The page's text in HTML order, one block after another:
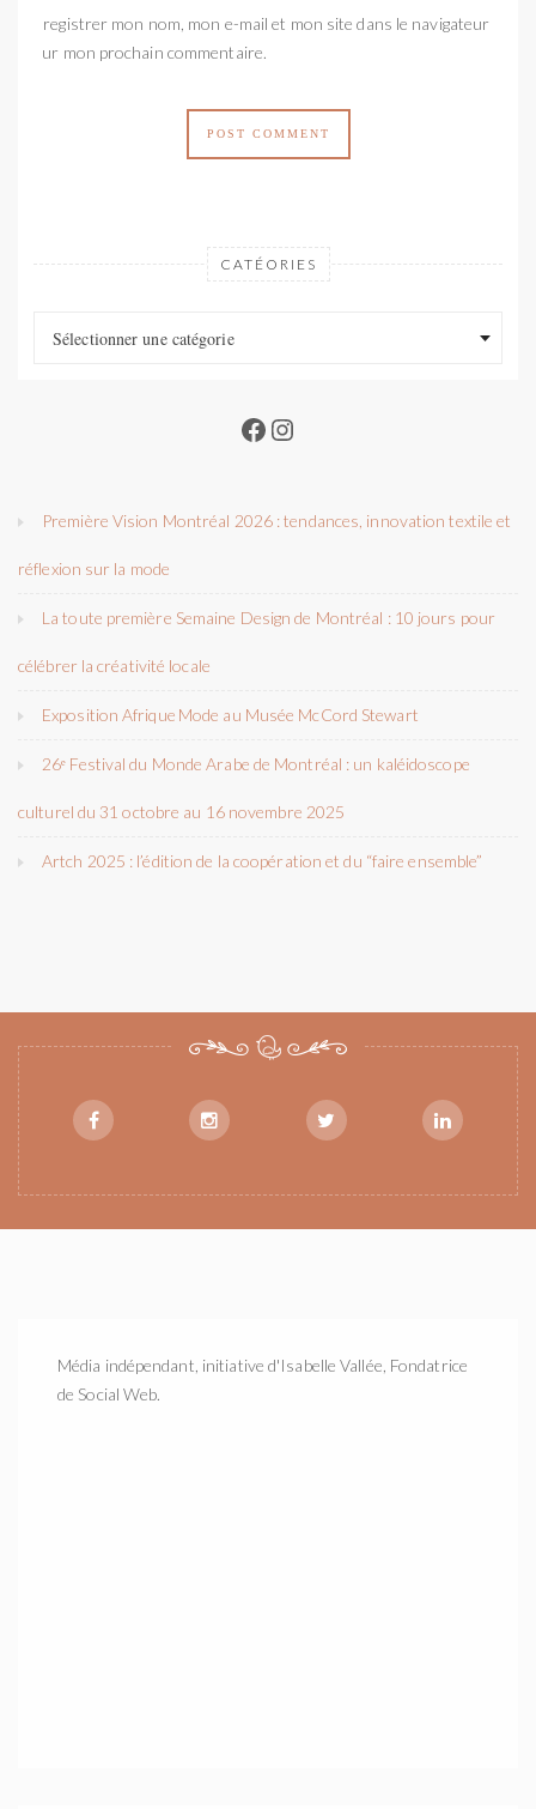
Enregistrer mon nom, mon e-mail et mon site dans le navigateur
pour mon prochain commentaire.
CATÉORIES
Sélectionner une catégorie
Facebook
Instagram
Première Vision Montréal 2026 : tendances, innovation textile et
réflexion sur la mode
La toute première Semaine Design de Montréal : 10 jours pour
célébrer la créativité locale
Exposition Afrique Mode au Musée McCord Stewart
26ᵉ Festival du Monde Arabe de Montréal : un kaléidoscope
culturel du 31 octobre au 16 novembre 2025
Artch 2025 : l’édition de la coopération et du “faire ensemble”
Média indépendant, initiative d'Isabelle Vallée, Fondatrice
de Social Web.